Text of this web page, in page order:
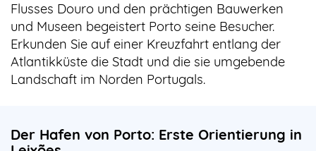
Flusses Douro und den prächtigen Bauwerken
und Museen begeistert Porto seine Besucher.
Erkunden Sie auf einer Kreuzfahrt entlang der
Atlantikküste die Stadt und die sie umgebende
Landschaft im Norden Portugals.
Der Hafen von Porto: Erste Orientierung in